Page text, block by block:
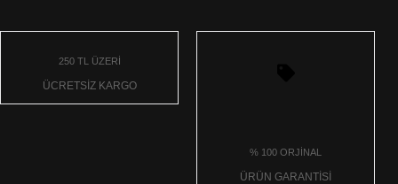
250 TL ÜZERİ
ÜCRETSİZ KARGO
% 100 ORJİNAL
ÜRÜN GARANTİSİ